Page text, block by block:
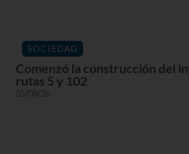
SOCIEDAD
Comenzó la construcción del
rutas 5 y 102
05/08/26